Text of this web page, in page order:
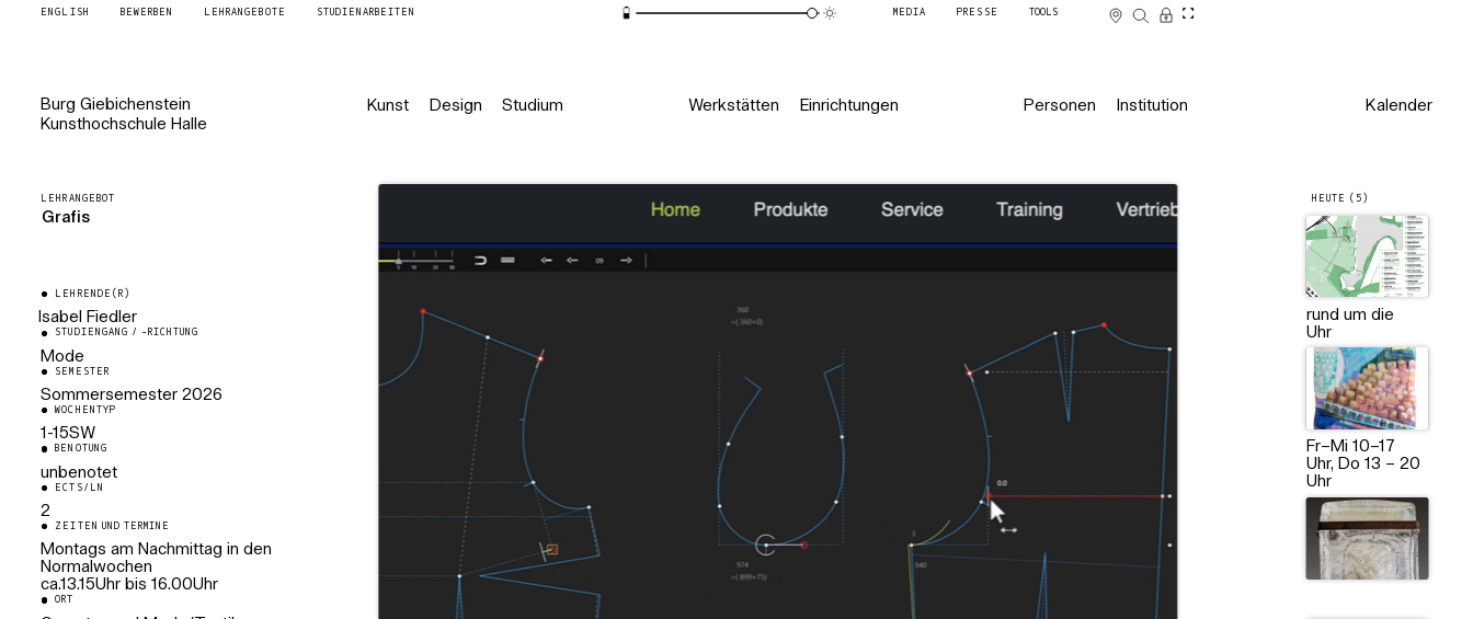
ENGLISH BEWERBEN LEHRANGEBOTE STUDIENARBEITEN MEDIA PRESSE TOOLS
Burg Giebichenstein
Kunsthochschule Halle
Kunst Design Studium Werkstätten Einrichtungen Personen Institution Kalender
HEUTE (5)
rund um die
Uhr
Fr–Mi 10–17
Uhr, Do 13 – 20
Uhr
LEHRANGEBOT
Grafis
LEHRENDE(R)
Isabel Fiedler
Werkstattleiterin Modedesign
STUDIENGANG / -RICHTUNG
Mode
SEMESTER
Sommersemester 2026
WOCHENTYP
1-15SW
BENOTUNG
unbenotet
ECTS/LN
2
ZEITEN UND TERMINE
Montags am Nachmittag in den
Normalwochen
ca.13.15Uhr bis 16.00Uhr
ORT